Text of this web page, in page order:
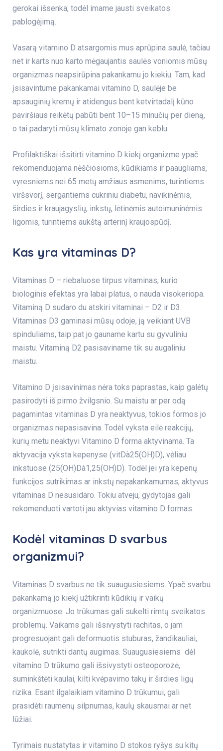
gerokai išsenka, todėl imame jausti sveikatos
pablogėjimą.
Vasarą vitamino D atsargomis mus aprūpina saulė, tačiau
net ir karts nuo karto mėgaujantis saulės voniomis mūsų
organizmas neapsirūpina pakankamu jo kiekiu. Tam, kad
įsisavintume pakankamai vitamino D, saulėje be
apsauginių kremų ir atidengus bent ketvirtadalį kūno
paviršiaus reikėtų pabūti bent 10–15 minučių per dieną,
o tai padaryti mūsų klimato zonoje gan keblu.
Profilaktiškai išsitirti vitamino D kiekį organizme ypač
rekomenduojama nėščiosioms, kūdikiams ir paaugliams,
vyresniems nei 65 metų amžiaus asmenims, turintiems
viršsvorį, sergantiems cukriniu diabetu, navikinėmis,
širdies ir kraujagyslių, inkstų, lėtinėmis autoimuninėmis
ligomis, turintiems aukštą arterinį kraujospūdį.
Kas yra vitaminas D?
Vitaminas D – riebaluose tirpus vitaminas, kurio
biologinis efektas yra labai platus, o nauda visokeriopa.
Vitaminą D sudaro du atskiri vitaminai – D2 ir D3.
Vitaminas D3 gaminasi mūsų odoje, ją veikiant UVB
spinduliams, taip pat jo gauname kartu su gyvuliniu
maistu. Vitaminą D2 pasisaviname tik su augaliniu
maistu.
Vitamino D įsisavinimas nėra toks paprastas, kaip galėtų
pasirodyti iš pirmo žvilgsnio. Su maistu ar per odą
pagamintas vitaminas D yra neaktyvus, tokios formos jo
organizmas nepasisavina. Todėl vyksta eilė reakcijų,
kurių metu neaktyvi Vitamino D forma aktyvinama. Ta
aktyvacija vyksta kepenyse (vitDà25(OH)D), vėliau
inkstuose (25(OH)Dà1,25(OH)D). Todėl jei yra kepenų
funkcijos sutrikimas ar inkstų nepakankamumas, aktyvus
vitaminas D nesusidaro. Tokiu atveju, gydytojas gali
rekomenduoti vartoti jau aktyvias vitamino D formas.
Kodėl vitaminas D svarbus
organizmui?
Vitaminas D svarbus ne tik suaugusiesiems. Ypač svarbu
pakankamą jo kiekį užtikrinti kūdikių ir vaikų
organizmuose. Jo trūkumas gali sukelti rimtų sveikatos
problemų. Vaikams gali išsivystyti rachitas, o jam
progresuojant gali deformuotis stuburas, žandikauliai,
kaukolė, sutrikti dantų augimas. Suaugusiesiems dėl
vitamino D trūkumo gali išsivystyti osteoporozė,
suminkštėti kaulai, kilti kvėpavimo takų ir širdies ligų
rizika. Esant ilgalaikiam vitamino D trūkumui, gali
prasidėti raumenų silpnumas, kaulų skausmai ar net
lūžiai.
Tyrimais nustatytas ir vitamino D stokos ryšys su kitų